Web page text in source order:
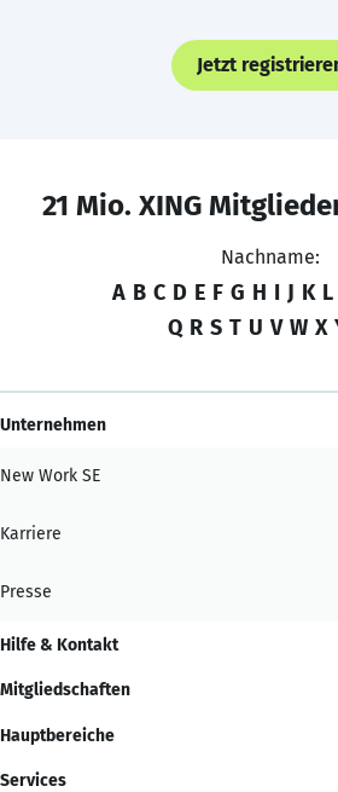
Jetzt
21 Mio. XING
Nachname:
A B C D E F G H I J K L
Q R S T U V W X
Unternehmen
New Work SE
Karriere
Presse
Hilfe & Kontakt
Mitgliedschaften
Hauptbereiche
Services